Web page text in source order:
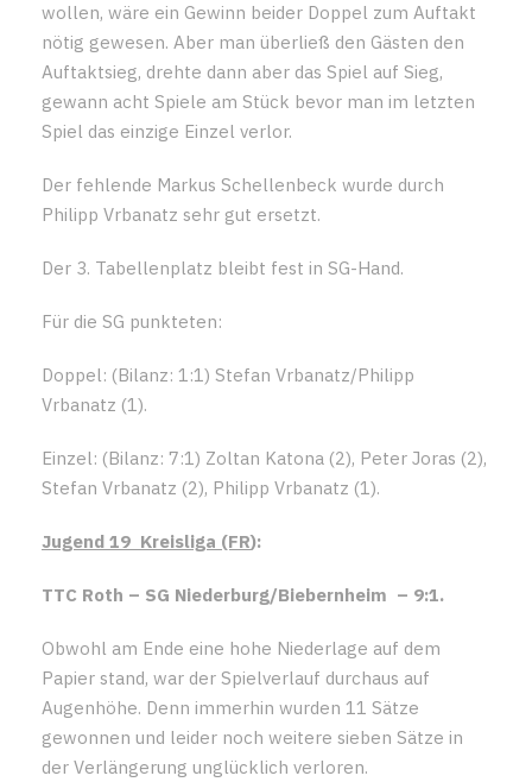
wollen, wäre ein Gewinn beider Doppel zum Auftakt
nötig gewesen. Aber man überließ den Gästen den
Auftaktsieg, drehte dann aber das Spiel auf Sieg,
gewann acht Spiele am Stück bevor man im letzten
Spiel das einzige Einzel verlor.
Der fehlende Markus Schellenbeck wurde durch
Philipp Vrbanatz sehr gut ersetzt.
Der 3. Tabellenplatz bleibt fest in SG-Hand.
Für die SG punkteten:
Doppel: (Bilanz: 1:1) Stefan Vrbanatz/Philipp
Vrbanatz (1).
Einzel: (Bilanz: 7:1) Zoltan Katona (2), Peter Joras (2),
Stefan Vrbanatz (2), Philipp Vrbanatz (1).
Jugend 19 Kreisliga (FR):
TTC Roth – SG Niederburg/Biebernheim – 9:1.
Obwohl am Ende eine hohe Niederlage auf dem
Papier stand, war der Spielverlauf durchaus auf
Augenhöhe. Denn immerhin wurden 11 Sätze
gewonnen und leider noch weitere sieben Sätze in
der Verlängerung unglücklich verloren.